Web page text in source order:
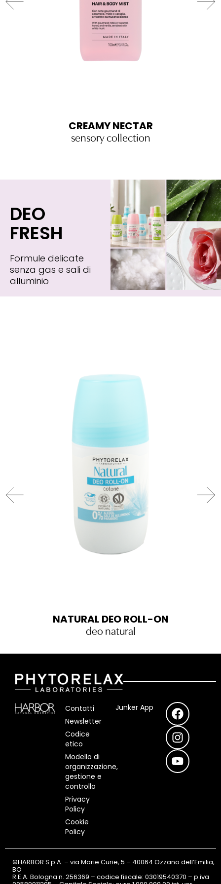
CREAMY NECTAR
sensory collection
DEO
FRESH
Formule delicate
senza gas e sali di
alluminio
NATURAL DEO ROLL-ON
deo natural
Contatti
Newsletter
Codice
etico
Modello di
organizzazione,
gestione e
controllo
Privacy
Policy
Cookie
Policy
Junker App F
a
c
e
b
o
o
I
n
s
t
a
g
r
Y
o
u
t
u
b
e
©HARBOR S.p.A. – via Marie Curie, 5 – 40064 Ozzano dell’Emilia,
BO
R.E.A. Bologna n. 256369 – codice fiscale: 03019540370 – p.iva